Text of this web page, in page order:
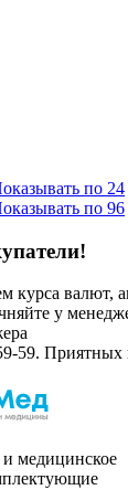
по 24
по 96
курса валют,
у
59. Приятных
и медицинское